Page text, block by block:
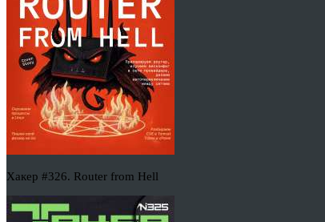
Хакер #326. Router from Hell